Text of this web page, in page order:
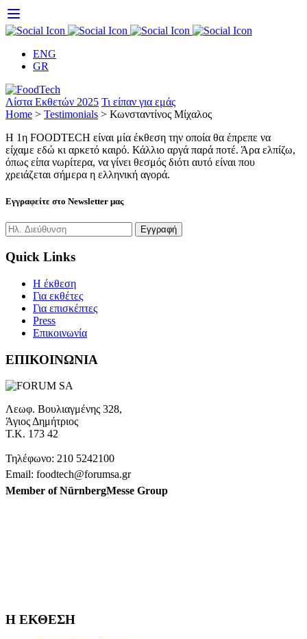
Skip
to
content
ENG
GR
Λίστα Εκθετών 2025 Τι είπαν για εμάς
Home > Testimonials > Κωνσταντίνος Μίχαλος
H 1η FOODTECH είναι μία έκθεση την οποία θα έπρεπε να
είχαμε εδώ κι αρκετό καιρό. Κάλλιο αργά παρά ποτέ. Άρα ελπίζω,
όπως είπα νωρίτερα, να γίνει θεσμός διότι αυτό είναι που
χρειάζεται σήμερα η ελληνική αγορά.
Εγγραφείτε στο Newsletter μας
Quick Links
H έκθεση
Για εκθέτες
Για επισκέπτες
Press
Επικοινωνία
ΕΠΙΚΟΙΝΩΝΙΑ
Λεωφ. Βουλιαγμένης 328,
Άγιος Δημήτριος
Τ.Κ. 173 42
Τηλέφωνο: 210 5242100
Email: foodtech@forumsa.gr
Member of NürnbergMesse Group
Η ΕΚΘΕΣΗ